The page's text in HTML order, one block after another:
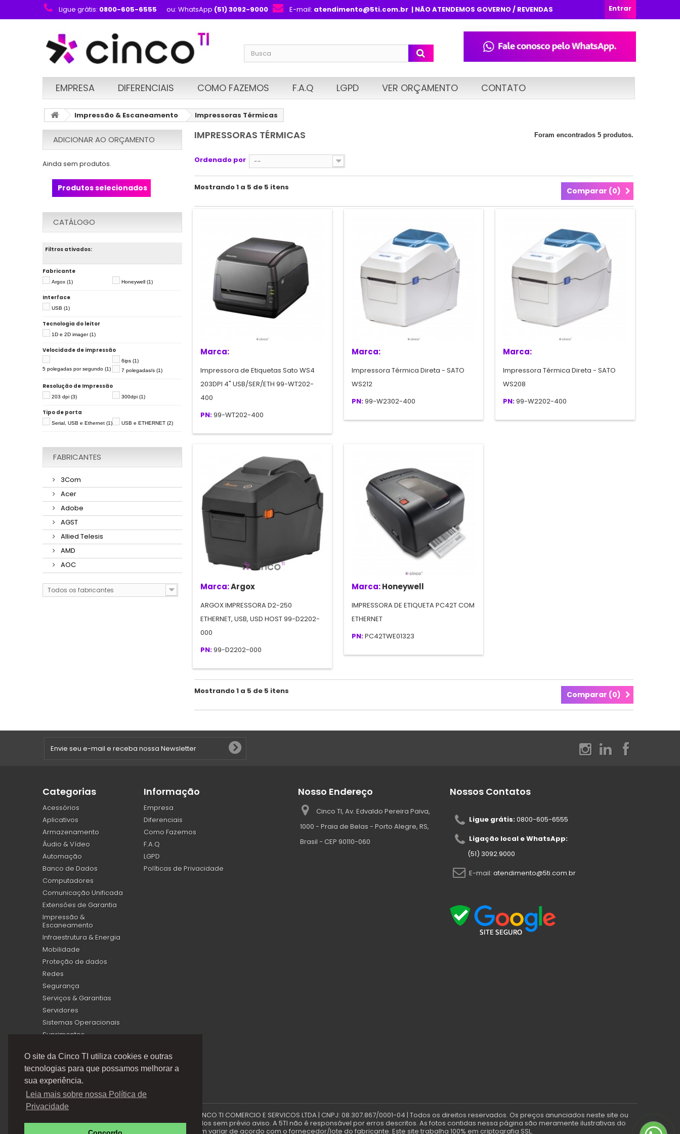
O site da Cinco TI utiliza cookies e outras
tecnologias para que possamos melhorar a
sua experiência.
Leia mais sobre nossa Política de
Privacidade
Entrar
Ligue grátis: 0800-605-6555 ou: WhatsApp (51) 3092-9000 E-mail: atendimento@5ti.com.br| NÃO ATENDEMOS GOVERNO / REVENDAS
EMPRESA DIFERENCIAIS COMO FAZEMOS F.A.Q LGPD VER ORÇAMENTO CONTATO
Impressão & Escaneamento Impressoras Térmicas
ADICIONAR AO ORÇAMENTO
Ainda sem produtos.
Produtos selecionados
CATÁLOGO
Filtros ativados:
Fabricante
Argox (1) Honeywell (1)
Interface
USB (1)
Tecnologia do leitor
1D e 2D imager(1)
Velocidade de impressão
5 polegadas por segundo (1)
6ips (1)
7 polegadas/s (1)
Resolução de Impressão
203 dpi (3) 300dpi (1)
Tipo de porta
Serial, USB e Ethernet (1) USB e ETHERNET (2)
FABRICANTES
3Com
Acer
Adobe
AGST
Allied Telesis
AMD
AOC
Todos os fabricantes
IMPRESSORAS TÉRMICAS Foram encontrados 5 produtos.
Ordenado por --
Comparar (0)
Mostrando 1 a 5 de 5 itens
Marca:
Impressora de Etiquetas Sato WS4
203DPI 4" USB/SER/ETH 99-WT202-
400
PN:99-WT202-400
Marca:
Impressora Térmica Direta - SATO
WS212
PN:99-W2302-400
Marca:
Impressora Térmica Direta - SATO
WS208
PN:99-W2202-400
Marca:Argox
ARGOX IMPRESSORA D2-250
ETHERNET, USB, USD HOST 99-D2202-
000
PN:99-D2202-000
Marca:Honeywell
IMPRESSORA DE ETIQUETA PC42T COM
ETHERNET
PN:PC42TWE01323
Comparar (0)
Mostrando 1 a 5 de 5 itens
Categorias
Acessórios
Aplicativos
Armazenamento
Áudio & Vídeo
Automação
Banco de Dados
Computadores
Comunicação Unificada
Extensões de Garantia
Impressão &
Escaneamento
Infraestrutura & Energia
Mobilidade
Proteção de dados
Redes
Segurança
Serviços & Garantias
Servidores
Sistemas Operacionais
Suprimentos
Informação
Empresa
Diferenciais
Como Fazemos
F.A.Q
LGPD
Políticas de Privacidade
A Cinco TI (5TI) é uma marca registrada de CINCO TI COMERCIO E SERVICOS LTDA | CNPJ: 08.307.867/0001-04 | Todos os direitos reservados. Os preços anunciados neste site ou
via e-mails promocionais podem ser alterados sem prévio aviso. A 5TI não é responsável por erros descritos. As fotos contidas nessa página são meramente ilustrativas do
produto e podem variar de acordo com o fornecedor/lote do fabricante. Este site trabalha 100% em criptografia SSL.
Nosso Endereço
Cinco TI, Av. Edvaldo Pereira Paiva,
1000 - Praia de Belas - Porto Alegre, RS,
Brasil - CEP 90110-060
Nossos Contatos
Ligue grátis:0800-605-6555
Ligação local e WhatsApp:
(51) 3092.9000
E-mail: atendimento@5ti.com.br